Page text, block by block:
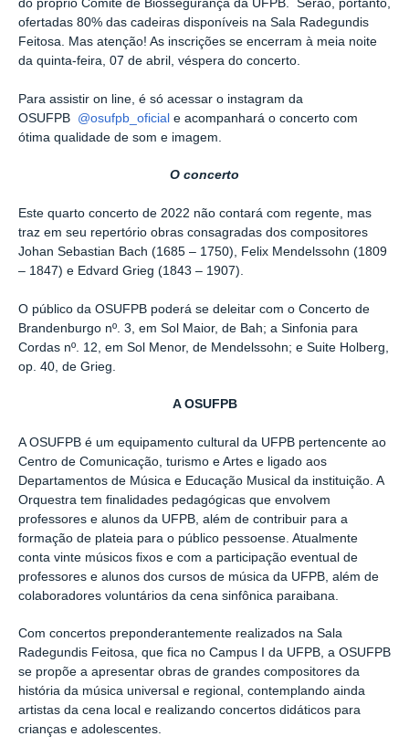
do próprio Comitê de Biossegurança da UFPB. Serão, portanto,
ofertadas 80% das cadeiras disponíveis na Sala Radegundis
Feitosa. Mas atenção! As inscrições se encerram à meia noite
da quinta-feira, 07 de abril, véspera do concerto.
Para assistir on line, é só acessar o instagram da
OSUFPB @osufpb_oficial e acompanhará o concerto com
ótima qualidade de som e imagem.
O concerto
Este quarto concerto de 2022 não contará com regente, mas
traz em seu repertório obras consagradas dos compositores
Johan Sebastian Bach (1685 – 1750), Felix Mendelssohn (1809
– 1847) e Edvard Grieg (1843 – 1907).
O público da OSUFPB poderá se deleitar com o Concerto de
Brandenburgo nº. 3, em Sol Maior, de Bah; a Sinfonia para
Cordas nº. 12, em Sol Menor, de Mendelssohn; e Suite Holberg,
op. 40, de Grieg.
A OSUFPB
A OSUFPB é um equipamento cultural da UFPB pertencente ao
Centro de Comunicação, turismo e Artes e ligado aos
Departamentos de Música e Educação Musical da instituição. A
Orquestra tem finalidades pedagógicas que envolvem
professores e alunos da UFPB, além de contribuir para a
formação de plateia para o público pessoense. Atualmente
conta vinte músicos fixos e com a participação eventual de
professores e alunos dos cursos de música da UFPB, além de
colaboradores voluntários da cena sinfônica paraibana.
Com concertos preponderantemente realizados na Sala
Radegundis Feitosa, que fica no Campus I da UFPB, a OSUFPB
se propõe a apresentar obras de grandes compositores da
história da música universal e regional, contemplando ainda
artistas da cena local e realizando concertos didáticos para
crianças e adolescentes.